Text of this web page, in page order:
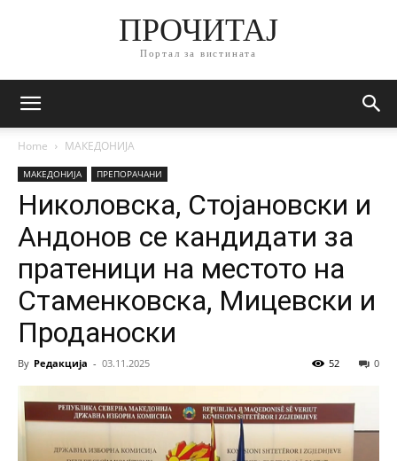
ПРОЧИТАЈ
Портал за вистината
Home МАКЕДОНИЈА
МАКЕДОНИЈА ПРЕПОРАЧАНИ
Николовска, Стојановски и
Андонов се кандидати за
пратеници на местото на
Стаменковска, Мицевски и
Проданоски
By Редакција - 03.11.2025 0
52